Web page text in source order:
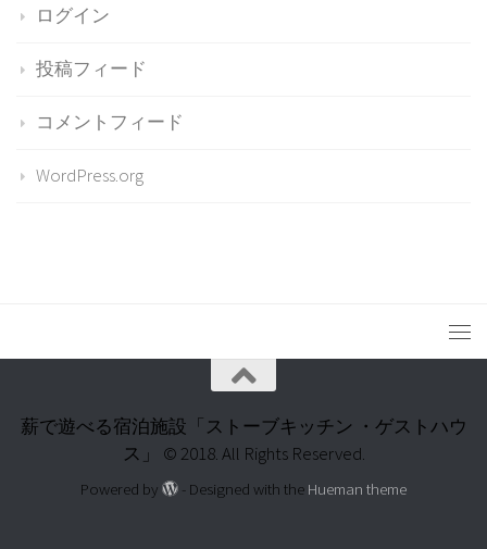
ログイン
投稿フィード
コメントフィード
WordPress.org
薪で遊べる宿泊施設「ストーブキッチン ・ゲストハウ
ス」 © 2018. All Rights Reserved.
Powered by - Designed with the Hueman theme